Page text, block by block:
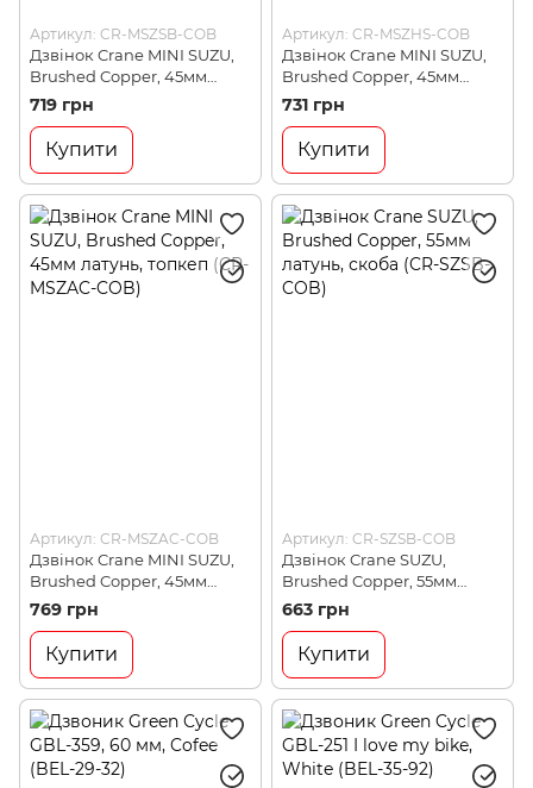
Артикул: CR-MSZSB-COB
Дзвінок Crane MINI SUZU,
Brushed Copper, 45мм
латунь, скоба (CR-MSZSB-
719 грн
Купити
Артикул: CR-MSZHS-COB
Дзвінок Crane MINI SUZU,
Brushed Copper, 45мм
латунь, спейсер (CR-
MSZHS-COB)
731 грн
Купити
Артикул: CR-MSZAC-COB
Дзвінок Crane MINI SUZU,
Brushed Copper, 45мм
латунь, топкеп (CR-MSZAC-
769 грн
Купити
Артикул: CR-SZSB-COB
Дзвінок Crane SUZU,
Brushed Copper, 55мм
латунь, скоба (CR-SZSB-
663 грн
Купити